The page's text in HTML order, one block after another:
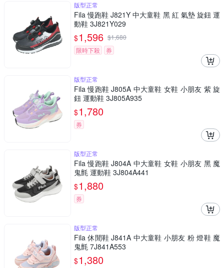
版型正常
Fila 慢跑鞋 J821Y 中大童鞋 黑 紅 氣墊 旋鈕 運
動鞋 3J821Y029
$1,596 $1,680
限時下殺
券
版型正常
Fila 慢跑鞋 J805A 中大童鞋 女鞋 小朋友 紫 旋
鈕 運動鞋 3J805A935
$1,780
券
版型正常
Fila 慢跑鞋 J804A 中大童鞋 女鞋 小朋友 黑 魔
鬼氈 運動鞋 3J804A441
$1,880
券
版型正常
Fila 休閒鞋 J841A 中大童鞋 小朋友 粉 燈鞋 魔
鬼氈 7J841A553
$1,380